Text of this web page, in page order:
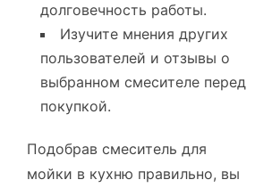
долговечность работы.
Изучите мнения других
пользователей и отзывы о
выбранном смесителе перед
покупкой.
Подобрав смеситель для
мойки в кухню правильно, вы